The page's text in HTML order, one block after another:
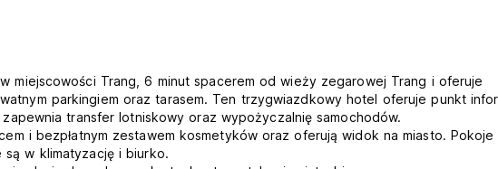
miejscowości Trang, 6 minut spacerem od wieży zegarowej Trang i oferuje
parkingiem oraz tarasem. Ten trzygwiazdkowy hotel oferuje punkt
transfer lotniskowy oraz wypożyczalnię samochodów.
i bezpłatnym zestawem kosmetyków oraz oferują widok na miasto. Pokoje
w klimatyzację i biurko.